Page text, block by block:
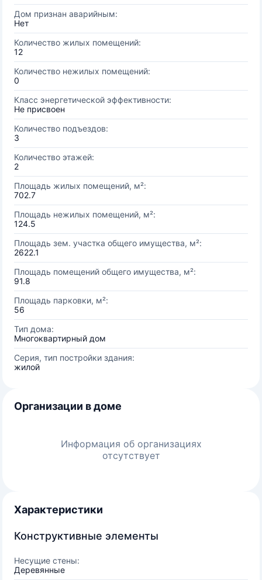
Дом признан аварийным:
Нет
Количество жилых помещений:
12
Количество нежилых помещений:
0
Класс энергетической эффективности:
Не присвоен
Количество подъездов:
3
Количество этажей:
2
Площадь жилых помещений, м²:
702.7
Площадь нежилых помещений, м²:
124.5
Площадь зем. участка общего имущества, м²:
2622.1
Площадь помещений общего имущества, м²:
91.8
Площадь парковки, м²:
56
Тип дома:
Многоквартирный дом
Серия, тип постройки здания:
жилой
Организации в доме
Информация об организациях
отсутствует
Характеристики
Конструктивные элементы
Несущие стены:
Деревянные